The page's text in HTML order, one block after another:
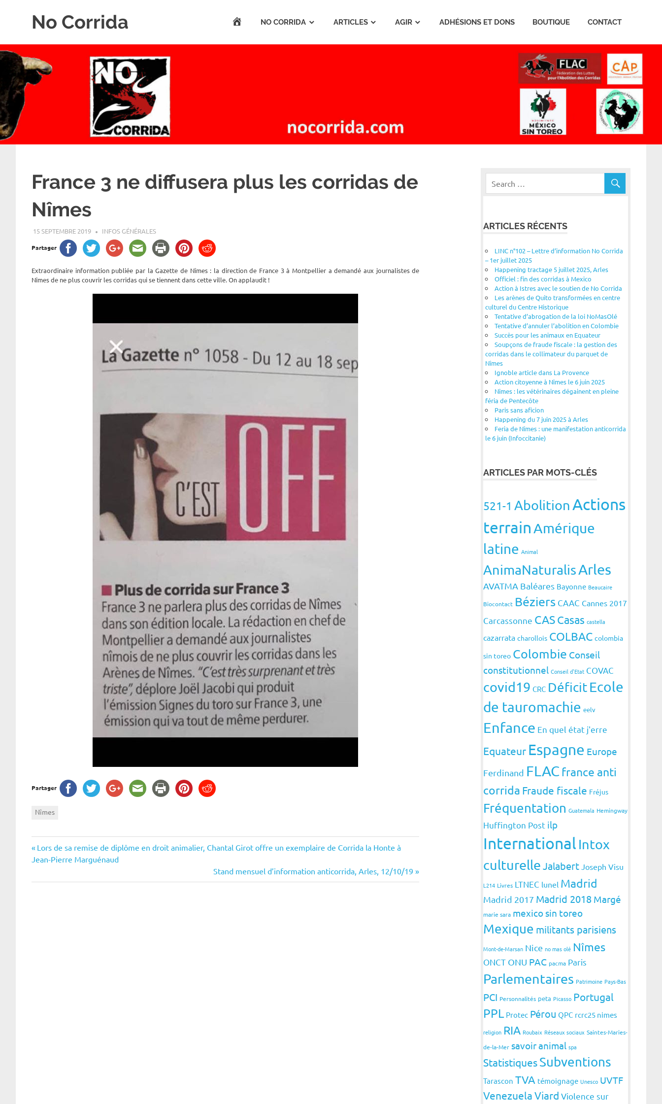
No Corrida
la
corrida
ACCUEILNO CORRIDA ARTICLES AGIR ADHÉSIONS ET DONS BOUTIQUE CONTACT
France 3 ne diffusera plus les corridas de
Nîmes
15 SEPTEMBRE 2019 ROGER LAHANA
INFOS GÉNÉRALES
Partager
Extraordinaire information publiée par la Gazette de Nîmes : la direction de France 3 à Montpellier a demandé aux journalistes de
Nîmes de ne plus couvrir les corridas qui se tiennent dans cette ville. On applaudit !
Partager
Nîmes
Navigation
Previous
Post:
Lors de sa remise de diplôme en droit animalier, Chantal Girot offre un exemplaire de Corrida la Honte à
Jean-Pierre Marguénaud
Next
Post:
Stand mensuel d’information anticorrida, Arles, 12/10/19
ARTICLES RÉCENTS
LINC n°102 – Lettre d’information No Corrida
– 1er juillet 2025
Happening tractage 5 juillet 2025, Arles
Officiel : fin des corridas à Mexico
Action à Istres avec le soutien de No Corrida
Les arènes de Quito transformées en centre
culturel du Centre Historique
Tentative d’abrogation de la loi NoMasOlé
Tentative d’annuler l’abolition en Colombie
Succès pour les animaux en Equateur
Soupçons de fraude fiscale : la gestion des
corridas dans le collimateur du parquet de
Nîmes
Ignoble article dans La Provence
Action citoyenne à Nîmes le 6 juin 2025
Nîmes : les vétérinaires dégainent en pleine
féria de Pentecôte
Paris sans aficion
Happening du 7 juin 2025 à Arles
Feria de Nîmes : une manifestation anticorrida
le 6 juin (Infoccitanie)
ARTICLES PAR MOTS-CLÉS
521-1 AbolitionActions
terrainAmérique
latine Animal
AnimaNaturalisArles
AVATMA Baléares Bayonne Beaucaire
Biocontact Béziers CAAC Cannes 2017
Carcassonne CASCasas castella
cazarrata charollois COLBAC colombia
sin toreo Colombie Conseil
constitutionnel Conseil d'Etat COVAC
covid19 CRC DéficitEcole
de tauromachie eelv
Enfance En quel état j'erre
Equateur Espagne Europe
Ferdinand FLAC france anti
corrida Fraude fiscale Fréjus
Fréquentation Guatemala Hemingway
Huffington Post ilp
International Intox
culturelle Jalabert Joseph Visu
L214 Livres LTNEC lunel Madrid
Madrid 2017 Madrid 2018 Margé
marie sara mexico sin toreo
Mexique militants parisiens
Mont-de-Marsan Nice no mas olé Nîmes
ONCT ONU PAC pacma Paris
Parlementaires Patrimoine Pays-Bas
PCI Personnalités peta Picasso Portugal
PPL Protec Pérou QPC rcrc25 nimes
religion RIA Roubaix Réseaux sociaux Saintes-Maries-
de-la-Mer savoir animal spa
StatistiquesSubventions
Tarascon TVA témoignage Unesco UVTF
VenezuelaViard Violence sur